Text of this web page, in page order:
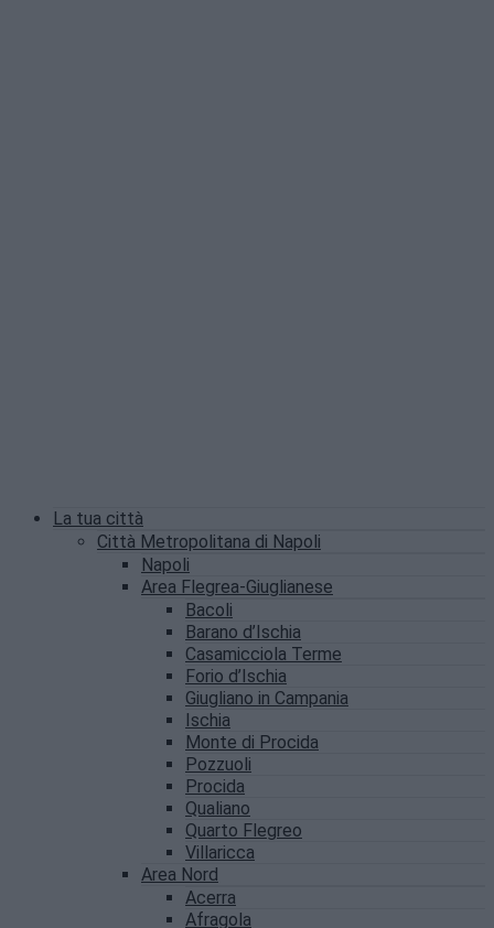
La tua città
Città Metropolitana di Napoli
Napoli
Area Flegrea-Giuglianese
Bacoli
Barano d’Ischia
Casamicciola Terme
Forio d’Ischia
Giugliano in Campania
Ischia
Monte di Procida
Pozzuoli
Procida
Qualiano
Quarto Flegreo
Villaricca
Area Nord
Acerra
Afragola